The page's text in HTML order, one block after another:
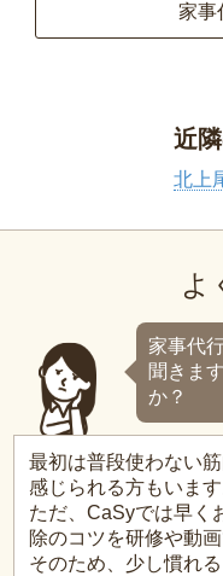
家事
近
北上
よ
家事代
聞きま
か？
最初は普段使わない
感じられる方もいます
ただ、CaSyでは早く
除のコツを研修や動
そのため、少し慣れ